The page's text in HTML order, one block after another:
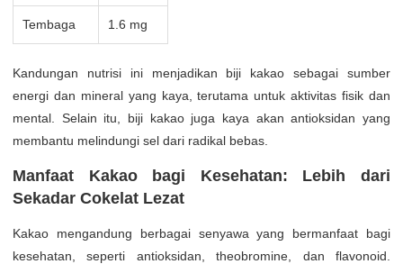
Tembaga 1.6 mg
Kandungan nutrisi ini menjadikan biji kakao sebagai sumber
energi dan mineral yang kaya, terutama untuk aktivitas fisik dan
mental. Selain itu, biji kakao juga kaya akan antioksidan yang
membantu melindungi sel dari radikal bebas.
Manfaat Kakao bagi Kesehatan: Lebih dari
Sekadar Cokelat Lezat
Kakao mengandung berbagai senyawa yang bermanfaat bagi
kesehatan, seperti antioksidan, theobromine, dan flavonoid.